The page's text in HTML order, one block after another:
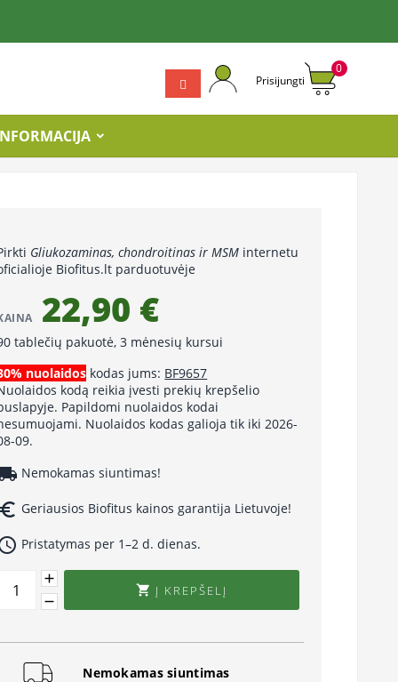
Prisijungti
0
Gliukozaminas, chondroitinas ir MSM internetu
Biofitus.lt parduotuvėje
22,90 €
tablečių pakuotė, 3 mėnesių kursui
nuolaidos kodas jums: BF9657
kodą reikia įvesti prekių krepšelio
Papildomi nuolaidos kodai
Nuolaidos kodas galioja tik iki 2026-
09.
Nemokamas siuntimas!
Geriausios Biofitus kainos garantija Lietuvoje!
Pristatymas per 1–2 d. dienas.
 Į KREPŠELĮ
Nemokamas siuntimas